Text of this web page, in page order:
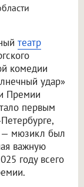
театр
комедии
удар»
Премии
первым
— мюзикл был
важную
году всего